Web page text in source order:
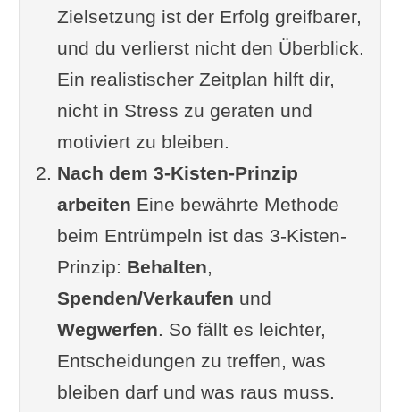
Schritt 7: Aufräumarbeiten
Schritt 8: Aufbewahren
Schritt 9: Halte die Ordnung
aufrecht
Die richtige Methode zum
Entrümpeln finden
Die Hau-Ruck-Methode
Die 3-Kisten-Methode
KonMarie-Methode
5S-Methode
Motivation und
Durchhaltevermögen
Was tun mit den Sachen?
Zielsetzung ist der Erfolg greifbarer,
und du verlierst nicht den Überblick.
Ein realistischer Zeitplan hilft dir,
nicht in Stress zu geraten und
motiviert zu bleiben.
Nach dem 3-Kisten-Prinzip
arbeiten Eine bewährte Methode
beim Entrümpeln ist das 3-Kisten-
Prinzip: Behalten,
Spenden/Verkaufen und
Wegwerfen. So fällt es leichter,
Entscheidungen zu treffen, was
bleiben darf und was raus muss.